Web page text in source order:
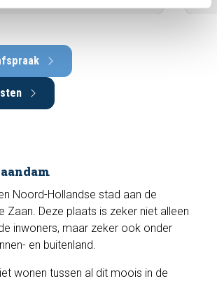
Noord-Hollandse stad aan de
Zaan. Deze plaats is zeker niet alleen
inwoners, maar zeker ook onder
en buitenland.
wonen tussen al dit moois in de